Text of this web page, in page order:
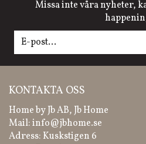
Missa inte våra nyheter,
KONTAKTA OSS
Home by Jb AB, Jb Home
Mail:info@jbhome.se
Adress: Kuskstigen 6